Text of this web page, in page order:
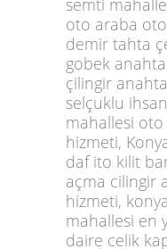
semti
oto araba
demir tahta
gobek
çilingir
selçuklu
mahallesi
hizmeti,
daf ito kilit
açma cilingir
hizmeti,
mahallesi en
daire celik